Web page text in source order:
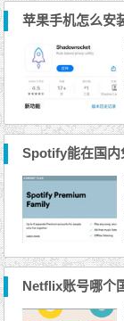
苹果手机怎么安